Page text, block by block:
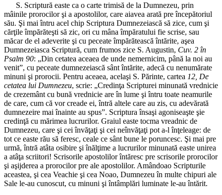
S. Scriptură easte ca o carte trimisă de la Dumnezeu, prin
mâinile prorocilor şi a apostolilor, care aiavea arată pre începătoriul
său. Şi mai întru acel chip Scriptura Dumnezeiască să zice, cum şi
cărţile împărăteşti să zic, ori cu mâna împăratului fie scrise, sau
măcar de el adeverite şi cu peceate împărătească întărite, aşea
Dumnezeiasca Scriptură, cum frumos zice S. Augustin, Cuv. 2 în
Psalm 90: „Din cetatea aceaea de unde nemernicim, până la noi au
venit”, cu peceate dumnezeiască sânt întărite, adecă cu nenumărate
minuni şi prorocii. Pentru aceaea, acelaşi S. Părinte, cartea 12, De
cetatea lui Dumnezeu, scrie: „Credinţa Scripturei minunată vrednicie
de crezemânt cu bună vrednicie are în lume şi întru toate neamurile
de care, cum că vor creade ei, întră altele care au zis, cu adevărată
dumnezeire mai înainte au spus”. Scriptura însaşi agoniseaşte şie
credinţă cu mărimea lucrurilor. Graiul easte tocma vreadnic de
Dumnezeu, care şi cei învăţaţi şi cei neînvăţaţi pot a-l înţeleage: de
tot ce easte rău să feresc, ceale ce sânt bune le poruncesc. Şi mai pre
urmă, întră atâta osibire şi înălţime a lucrurilor minunată easte unirea
a atâţa scriitori! Scrisorile apostolilor întăresc pre scrisorile prorocilor
şi aşijderea a prorocilor pre ale apostolilor. Amândoao Scripturile
aceastea, şi cea Veachie şi cea Noao, Dumnezeu în multe chipuri ale
Sale le-au cunoscut, cu minuni şi întâmplări luminate le-au întărit.